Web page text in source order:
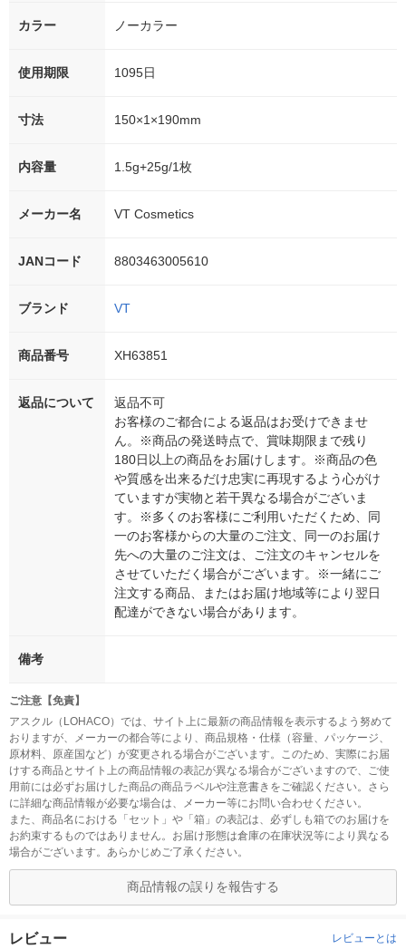
カラー ノーカラー
使用期限 1095日
寸法 150×1×190mm
内容量 1.5g+25g/1枚
メーカー名 VT Cosmetics
JANコード 8803463005610
ブランド VT
商品番号 XH63851
返品について
返品不可
お客様のご都合による返品はお受けできませ
ん。※商品の発送時点で、賞味期限まで残り
180日以上の商品をお届けします。※商品の色
や質感を出来るだけ忠実に再現するよう心がけ
ていますが実物と若干異なる場合がございま
す。※多くのお客様にご利用いただくため、同
一のお客様からの大量のご注文、同一のお届け
先への大量のご注文は、ご注文のキャンセルを
させていただく場合がございます。※一緒にご
注文する商品、またはお届け地域等により翌日
配達ができない場合があります。
備考
ご注意【免責】
アスクル（LOHACO）では、サイト上に最新の商品情報を表示するよう努めて
おりますが、メーカーの都合等により、商品規格・仕様（容量、パッケージ、
原材料、原産国など）が変更される場合がございます。このため、実際にお届
けする商品とサイト上の商品情報の表記が異なる場合がございますので、ご使
用前には必ずお届けした商品の商品ラベルや注意書きをご確認ください。さら
に詳細な商品情報が必要な場合は、メーカー等にお問い合わせください。
また、商品名における「セット」や「箱」の表記は、必ずしも箱でのお届けを
お約束するものではありません。お届け形態は倉庫の在庫状況等により異なる
場合がございます。あらかじめご了承ください。
商品情報の誤りを報告する
レビュー レビューとは